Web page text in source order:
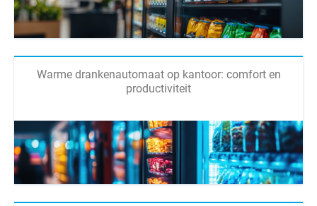
Warme drankenautomaat op kantoor: comfort en
productiviteit